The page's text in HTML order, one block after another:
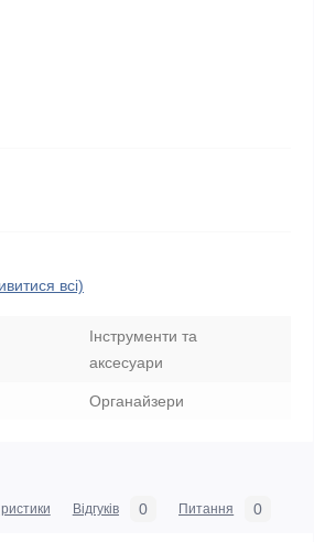
всі)
Інструменти та
аксесуари
Органайзери
Відгуків 0 Питання 0